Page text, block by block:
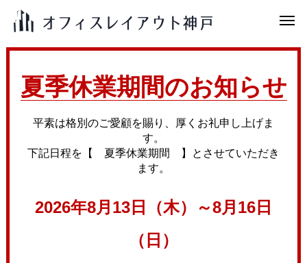
夏季休業期間のお知らせ
平素は格別のご愛顧を賜り、厚くお礼申し上げま
す。
下記日程を【 夏季休業期間 】とさせていただき
ます。
2026年8月13日（木）～8月16日
（日）